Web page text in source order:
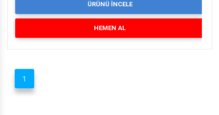
ÜRÜNÜ İNCELE
HEMEN AL
1